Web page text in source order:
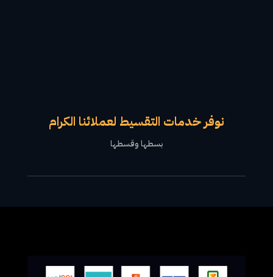
نوفر خدمات التقسيط لعملائنا الكرام
بسطها وقسطها